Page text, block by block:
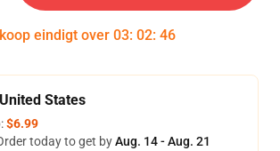
eindigt over 03: 02: 45
States
$6.99
today to get byAug. 14 - Aug. 21